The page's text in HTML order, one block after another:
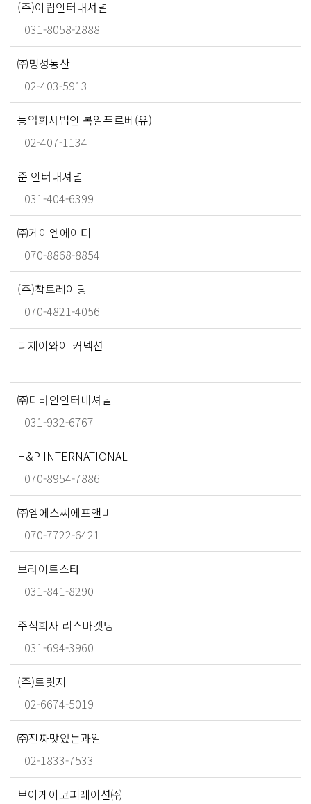
(주)이립인터내셔널
031-8058-2888
㈜명성농산
02-403-5913
농업회사법인 복일푸르베(유)
02-407-1134
준 인터내셔널
031-404-6399
㈜케이엠에이티
070-8868-8854
(주)참트레이딩
070-4821-4056
디제이와이 커넥션
㈜디바인인터내셔널
031-932-6767
H&P INTERNATIONAL
070-8954-7886
㈜엠에스씨에프앤비
070-7722-6421
브라이트스타
031-841-8290
주식회사 리스마켓팅
031-694-3960
(주)트릿지
02-6674-5019
㈜진짜맛있는과일
02-1833-7533
브이케이코퍼레이션㈜